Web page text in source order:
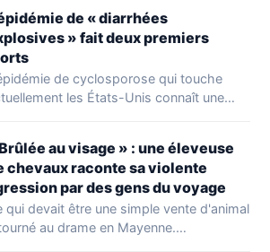
de « diarrhées
» fait deux premiers
de cyclosporose qui touche
les États-Unis connaît une
au visage » : une éleveuse
chevaux raconte sa violente
par des gens du voyage
qui devait être une simple vente d'animal
au drame en Mayenne.…